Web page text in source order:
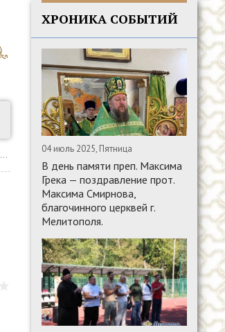
ХРОНИКА СОБЫТИЙ
04 июль 2025, Пятница
В день памяти преп. Максима
Грека — поздравление прот.
Максима Смирнова,
благочинного церквей г.
Мелитополя.